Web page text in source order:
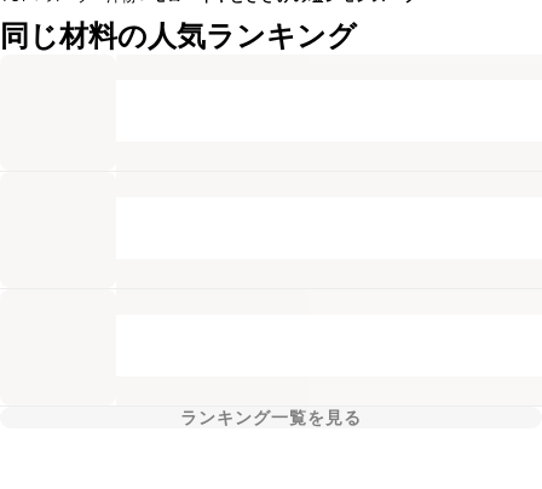
同じ材料の人気ランキング
ランキング一覧を見る